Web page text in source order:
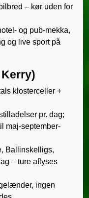
– kør uden for
og pub-mekka,
og live sport på
klosterceller +
pr. dag;
maj-september-
Ballinskelligs,
– ture aflyses
ingen